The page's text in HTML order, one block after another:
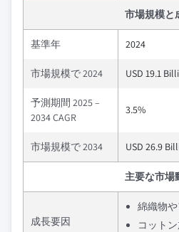
市場規模と
基準年 2024
市場規模で 2024 USD 19.1
予測期間 2025 –
2034 CAGR
3.5%
市場規模で 2034 USD 26.9
主要な市場
成長要因
綿織物
コット